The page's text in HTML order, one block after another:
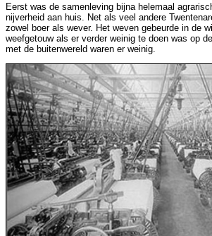
Eerst was de samenleving bijna helemaal
nijverheid aan huis. Net als veel andere
zowel boer als wever. Het weven gebeurde in de
weefgetouw als er verder weinig te doen was op
met de buitenwereld waren er weinig.